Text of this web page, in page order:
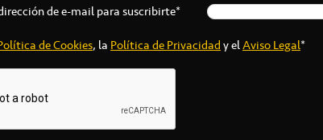
de e-mail para suscribirte*
de Cookies, la Política de Privacidady elAviso Legal*